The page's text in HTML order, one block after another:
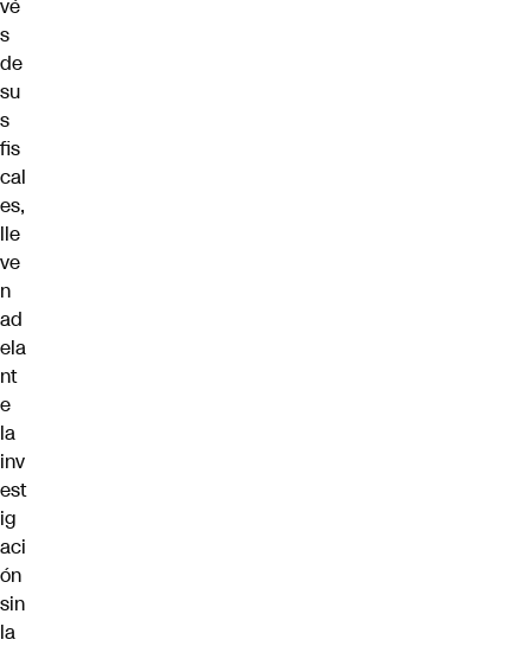
vé
s
de
su
s
fis
cal
es,
lle
ve
n
ad
ela
nt
e
la
inv
est
ig
aci
ón
sin
la